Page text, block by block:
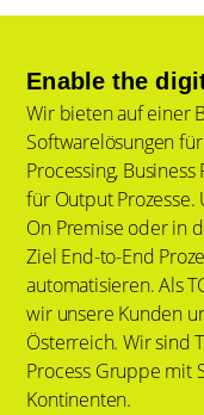
Enable the
Wir bieten auf einer
Softwarelösungen
Processing,
für Output Prozesse.
On Premise oder in
Ziel End-to-End
automatisieren. Als
wir unsere Kunden
Österreich. Wir sind
Process Gruppe mit
Kontinenten.